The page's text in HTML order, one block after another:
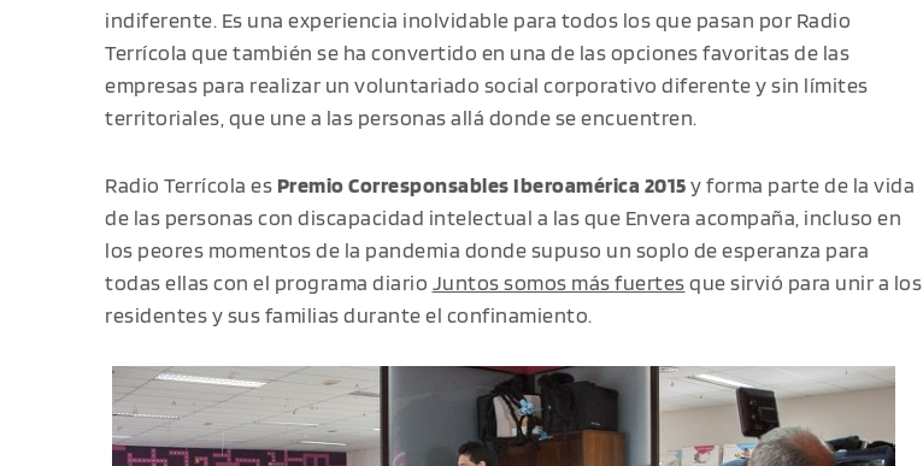
indiferente. Es una experiencia inolvidable para todos los que pasan por Radio
Terrícola que también se ha convertido en una de las opciones favoritas de las
empresas para realizar un voluntariado social corporativo diferente y sin límites
territoriales, que une a las personas allá donde se encuentren.
Radio Terrícola esPremio Corresponsables Iberoamérica 2015y forma parte de la vida
de las personas con discapacidad intelectual a las que Envera acompaña, incluso en
los peores momentos de la pandemia donde supuso un soplo de esperanza para
todas ellas con el programa diario Juntos somos más fuertesque sirvió para unir a los
residentes y sus familias durante el confinamiento.